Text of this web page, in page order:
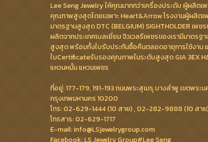
Lee Seng Jewelry ให้คุณมากกว่าเครื่องประดับ ผู้ผลิตเ
คุณภาพสูงสุดโดยเฉพาะ Heart&Arrow โรงงานผู้ผลิตเ
มาตรฐานสูงสุด DTC (BELGIUM) SIGHTHOLDER เพช
ผลิตจากประเทศเบลเยี่ยม จิวเวลรีเพชรของเรามีมาตรฐา
สูงสุด พร้อมทั้งใบรับประกันซื้อคืนตลอดอายุการใช้งาน
ใบCertificateรับรองคุณภาพในระดับสูงสุด GIA 3EX
แหวนหมั้น แหวนเพชร
ที่อยู่: 177-179, 191-193 ถนนพระสุเมรุ บางลำพู เขตพระน
กรุงเทพมหานคร 10200
โทร: 02-629-1444 (10 สาย) , 02-282-9888 (10 สา
โทรสาร: 02-629-1717
E-mail: info@LSjewelrygroup.com